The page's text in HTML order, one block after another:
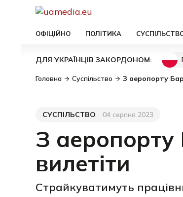
ОФІЦІЙНО ПОЛІТИКА
ДЛЯ УКРАЇНЦІВ ЗАКОРДОНОМ:
Головна Суспільство З аеропорту
Категорія
СУСПІЛЬСТВО
Дата публікації04 серпня 2023
З
вилетіти
Страйкуватимуть